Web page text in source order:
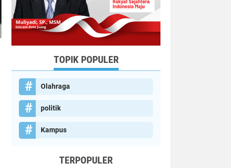
TOPIK POPULER
Olahraga
politik
Kampus
TERPOPULER